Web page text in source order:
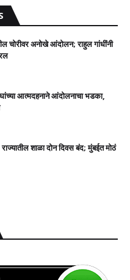
चोरीवर अनोखे आंदोलन; राहुल गांधींनी
आत्मदहनाने आंदोलनाचा भडका,
शाळा दोन दिवस बंद; मुंबईत मोठं